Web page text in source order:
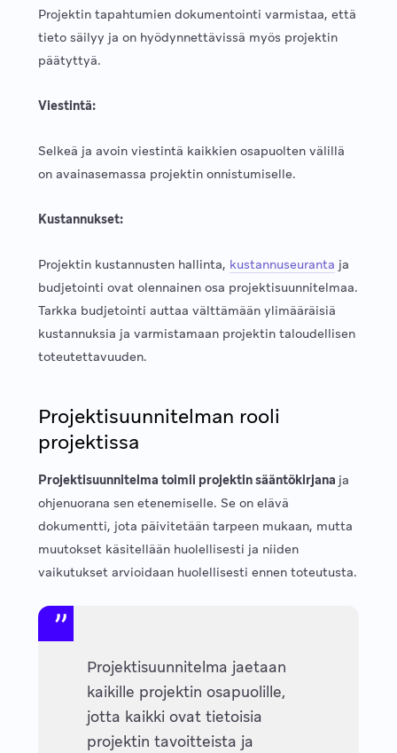
Projektin tapahtumien dokumentointi varmistaa, että
tieto säilyy ja on hyödynnettävissä myös projektin
päätyttyä.
Viestintä:
Selkeä ja avoin viestintä kaikkien osapuolten välillä
on avainasemassa projektin onnistumiselle.
Kustannukset:
Projektin kustannusten hallinta, kustannuseuranta ja
budjetointi ovat olennainen osa projektisuunnitelmaa.
Tarkka budjetointi auttaa välttämään ylimääräisiä
kustannuksia ja varmistamaan projektin taloudellisen
toteutettavuuden.
Projektisuunnitelman rooli
projektissa
Projektisuunnitelma toimii projektin sääntökirjana ja
ohjenuorana sen etenemiselle. Se on elävä
dokumentti, jota päivitetään tarpeen mukaan, mutta
muutokset käsitellään huolellisesti ja niiden
vaikutukset arvioidaan huolellisesti ennen toteutusta.
Projektisuunnitelma jaetaan
kaikille projektin osapuolille,
jotta kaikki ovat tietoisia
projektin tavoitteista ja